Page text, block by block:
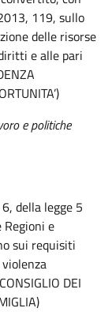
119, sullo
delle risorse
e alle pari
e politiche
della legge 5
e
sui requisiti
DEI